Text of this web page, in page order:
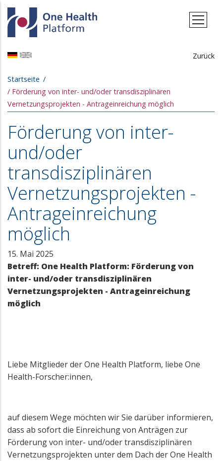
Direkt zum Inhalt
Zurück
Pfadnavigation
Startseite
Förderung von inter- und/oder transdisziplinären
Vernetzungsprojekten - Antrageinreichung möglich
Förderung von inter-
und/oder
transdisziplinären
Vernetzungsprojekten -
Antrageinreichung
möglich
15. Mai 2025
Betreff: One Health Platform: Förderung von
inter- und/oder transdisziplinären
Vernetzungsprojekten - Antrageinreichung
möglich
Liebe Mitglieder der One Health Platform, liebe One
Health-Forscher:innen,
auf diesem Wege möchten wir Sie darüber informieren,
dass ab sofort die Einreichung von Anträgen zur
Förderung von inter- und/oder transdisziplinären
Vernetzungsprojekten unter dem Dach der One Health